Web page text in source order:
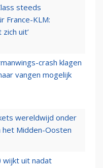
steeds
France-KLM:
uit’
crash klagen
vangen mogelijk
wereldwijd onder
Midden-Oosten
wijkt uit nadat